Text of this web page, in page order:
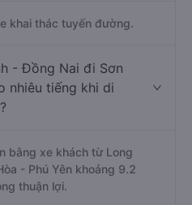
khai thác tuyến đường.
- Đồng Nai đi Sơn
nhiêu tiếng khi di
bằng xe khách từ Long
- Phú Yên khoảng 9.2
thuận lợi.